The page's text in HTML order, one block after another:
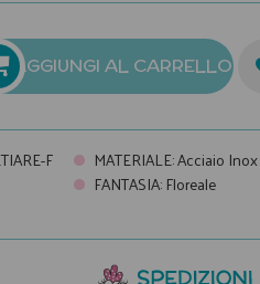
AGGIUNGI AL CARRELLO
F MATERIALE:Acciaio Inox
FANTASIA: Floreale